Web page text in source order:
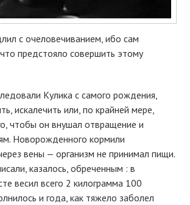
с очеловечиванием, ибо сам
предстояло совершить этому
Кулика с самого рождения,
искалечить или, по крайней мере,
чтобы он внушал отвращение и
Новорожденного кормили
вены — организм не принимал пищи.
казалось, обреченным : в
весил всего 2 килограмма 100
и года, как тяжело заболел